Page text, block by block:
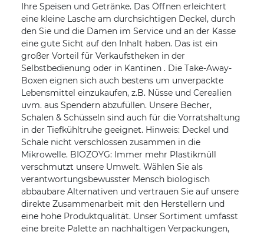
Ihre Speisen und Getränke. Das Öffnen erleichtert
eine kleine Lasche am durchsichtigen Deckel, durch
den Sie und die Damen im Service und an der Kasse
eine gute Sicht auf den Inhalt haben. Das ist ein
großer Vorteil für Verkaufstheken in der
Selbstbedienung oder in Kantinen . Die Take-Away-
Boxen eignen sich auch bestens um unverpackte
Lebensmittel einzukaufen, z.B. Nüsse und Cerealien
uvm. aus Spendern abzufüllen. Unsere Becher,
Schalen & Schüsseln sind auch für die Vorratshaltung
in der Tiefkühltruhe geeignet. Hinweis: Deckel und
Schale nicht verschlossen zusammen in die
Mikrowelle. BIOZOYG: Immer mehr Plastikmüll
verschmutzt unsere Umwelt. Wählen Sie als
verantwortungsbewusster Mensch biologisch
abbaubare Alternativen und vertrauen Sie auf unsere
direkte Zusammenarbeit mit den Herstellern und
eine hohe Produktqualität. Unser Sortiment umfasst
eine breite Palette an nachhaltigen Verpackungen,